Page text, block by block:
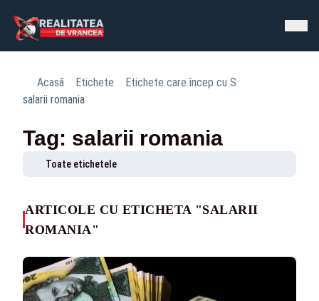
Acasă Etichete
Etichete care încep cu S
salarii romania
Tag: salarii romania
Toate etichetele
ARTICOLE CU ETICHETA "SALARII
ROMANIA"